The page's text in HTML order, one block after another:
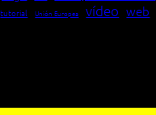
tutorial Unión Europea vídeo web